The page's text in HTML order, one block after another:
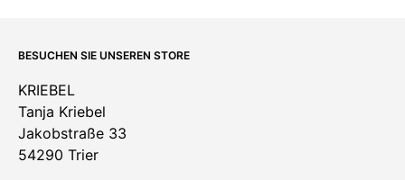
BESUCHEN SIE UNSEREN STORE
KRIEBEL
Tanja Kriebel
Jakobstraße 33
54290 Trier